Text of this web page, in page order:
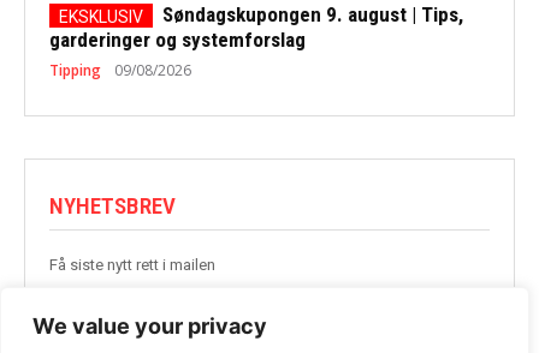
We value your privacy
Søndagskupongen 9. august | Tips,
garderinger og systemforslag
Tipping 09/08/2026
NYHETSBREV
Få siste nytt rett i mailen